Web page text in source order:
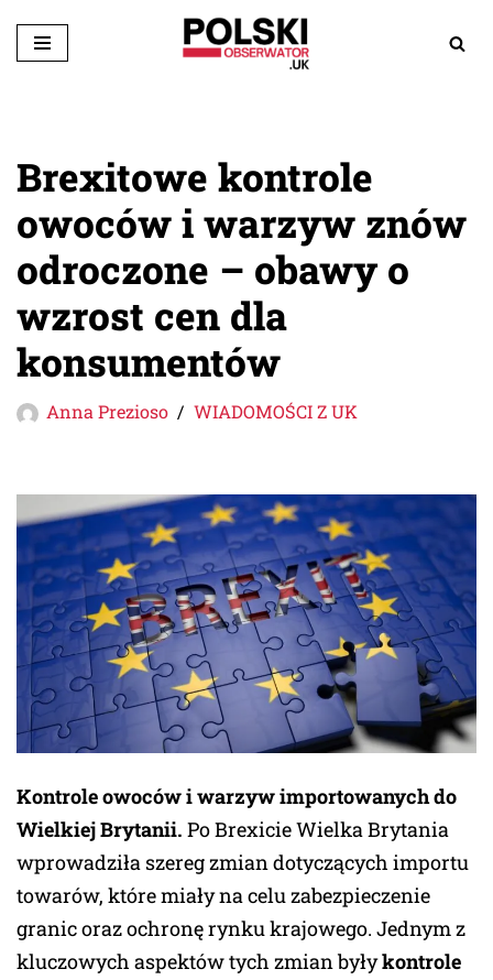
Przejdź
Brexitowe kontrole
owoców i warzyw znów
odroczone – obawy o
wzrost cen dla
konsumentów
Anna Prezioso WIADOMOŚCI Z UK
Kontrole owoców i warzyw importowanych do
Wielkiej Brytanii. Po Brexicie Wielka Brytania
wprowadziła szereg zmian dotyczących importu
towarów, które miały na celu zabezpieczenie
granic oraz ochronę rynku krajowego. Jednym z
kluczowych aspektów tych zmian byłykontrole